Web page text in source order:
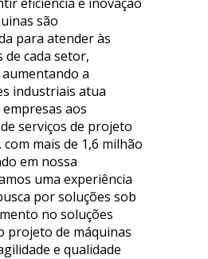
são
para atender às
de cada setor,
a
industriais atua
aos
serviços de projeto
mais de 1,6 milhão
em nossa
uma experiência
por soluções sob
no soluções
projeto de máquinas
e qualidade